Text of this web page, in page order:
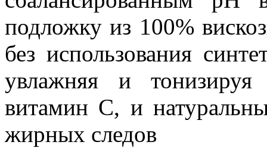
подложку из 100%
без использования
увлажняя и
витамин С, и
жирных следов